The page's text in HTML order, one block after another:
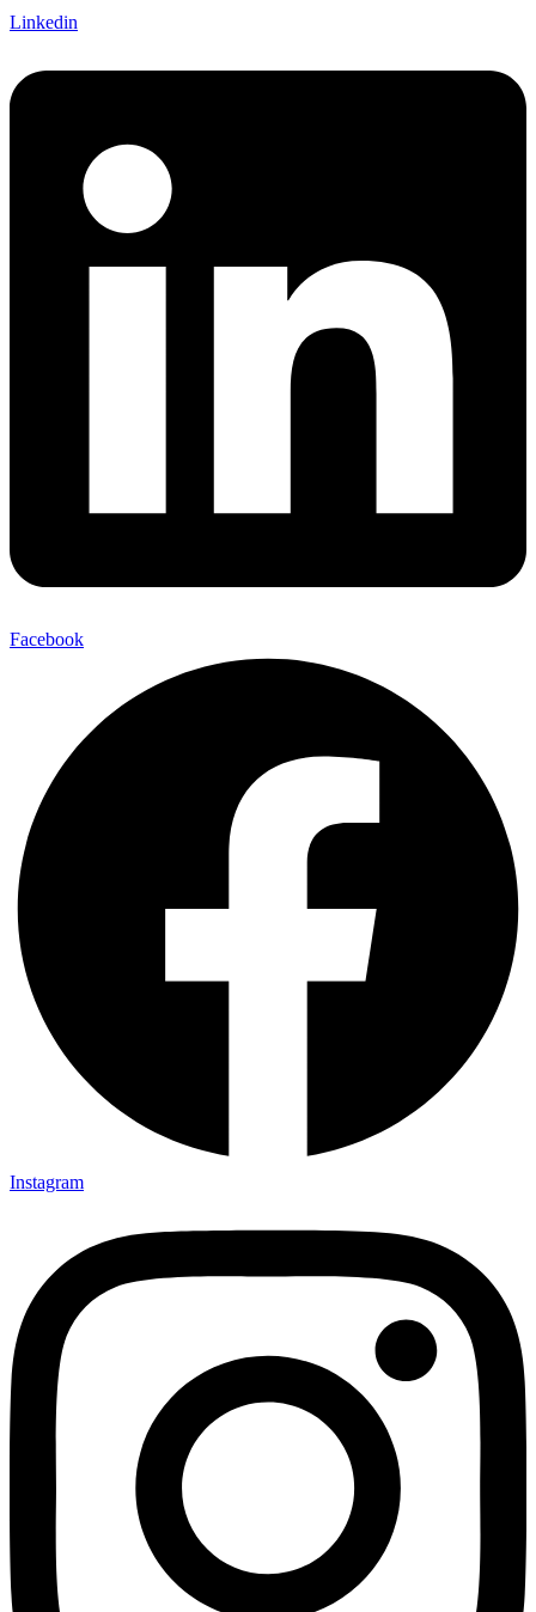
Linkedin
Facebook
Instagram